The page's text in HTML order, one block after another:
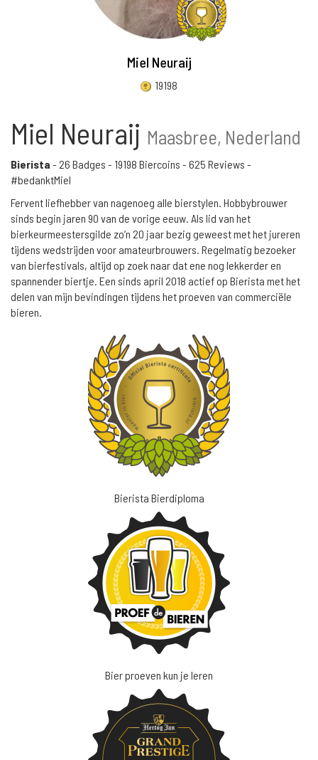
Miel Neuraij
19198
Miel Neuraij Maasbree, Nederland
Bierista - 26 Badges - 19198 Biercoins - 625 Reviews -
#bedanktMiel
Fervent liefhebber van nagenoeg alle bierstylen. Hobbybrouwer
sinds begin jaren 90 van de vorige eeuw. Als lid van het
bierkeurmeestersgilde zo’n 20 jaar bezig geweest met het jureren
tijdens wedstrijden voor amateurbrouwers. Regelmatig bezoeker
van bierfestivals, altijd op zoek naar dat ene nog lekkerder en
spannender biertje. Een sinds april 2018 actief op Bierista met het
delen van mijn bevindingen tijdens het proeven van commerciële
bieren.
Bierista Bierdiploma
Bier proeven kun je leren